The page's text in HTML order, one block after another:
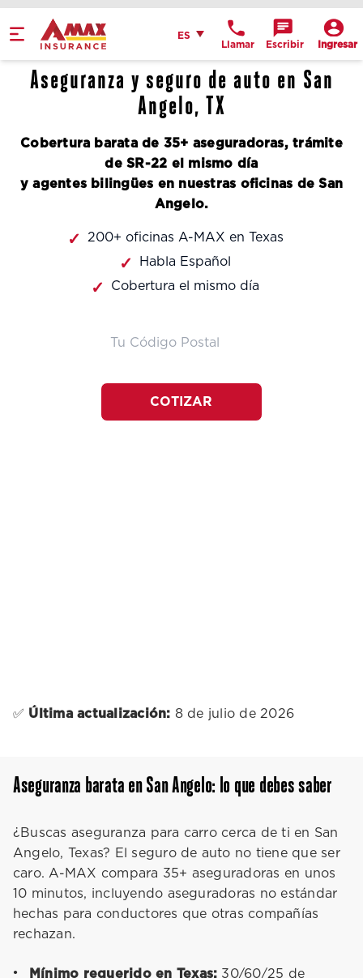
Obtén indicaciones
llame a la oficina
ubicación
Home
ESEspañol
Llamar Escribir Ingresar
Aseguranza y seguro de auto en San
Angelo, TX
Cobertura barata de 35+ aseguradoras, trámite
de SR-22 el mismo día
y agentes bilingües en nuestras oficinas de San
Angelo.
200+ oficinas A-MAX en Texas
Habla Español
Cobertura el mismo día
COTIZAR
✅ Última actualización: 8 de julio de 2026
Aseguranza barata en San Angelo: lo que debes saber
¿Buscas aseguranza para carro cerca de ti en San
Angelo, Texas? El seguro de auto no tiene que ser
caro. A-MAX compara 35+ aseguradoras en unos
10 minutos, incluyendo aseguradoras no estándar
hechas para conductores que otras compañías
rechazan.
Mínimo requerido en Texas: 30/60/25 de